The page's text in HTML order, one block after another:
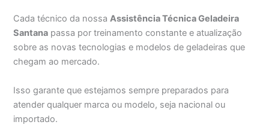
Cada técnico da nossaAssistência Técnica Geladeira
Santana passa por treinamento constante e atualização
sobre as novas tecnologias e modelos de geladeiras que
chegam ao mercado.
Isso garante que estejamos sempre preparados para
atender qualquer marca ou modelo, seja nacional ou
importado.